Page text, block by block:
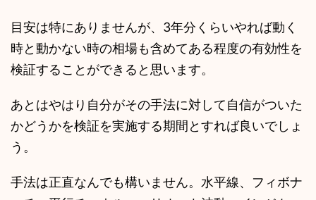
目安は特にありませんが、3年分くらいやれば動く
時と動かない時の相場も含めてある程度の有効性を
検証することができると思います。
あとはやはり自分がその手法に対して自信がついた
かどうかを検証を実施する期間とすれば良いでしょ
う。
手法は正直なんでも構いません。水平線、フィボナ